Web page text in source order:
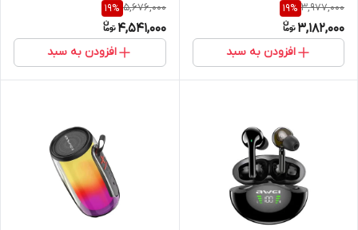
3,977,000
19%
3,182,000
افزودن به سبد
5,676,000
19%
4,541,000
افزودن به سبد